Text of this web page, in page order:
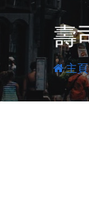
壽
主頁